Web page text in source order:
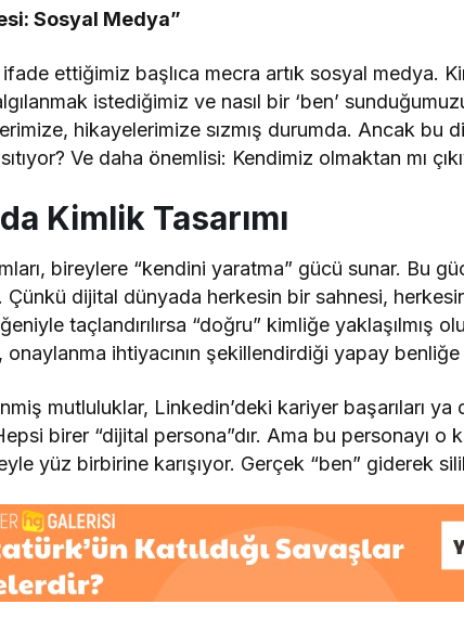
Sosyal Medya”
ettiğimiz başlıca mecra artık sosyal medya.
algılanmak istediğimiz ve nasıl bir ‘ben’
hikayelerimize sızmış durumda. Ancak bu
Ve daha önemlisi: Kendimiz olmaktan mı
Kimlik Tasarımı
bireylere “kendini yaratma” gücü sunar. Bu
Çünkü dijital dünyada herkesin bir sahnesi,
taçlandırılırsa “doğru” kimliğe yaklaşılmış
ihtiyacının şekillendirdiği yapay benliğe
mutluluklar, Linkedin’deki kariyer başarıları ya
birer “dijital persona”dır. Ama bu personayı o
yüz birbirine karışıyor. Gerçek “ben” giderek